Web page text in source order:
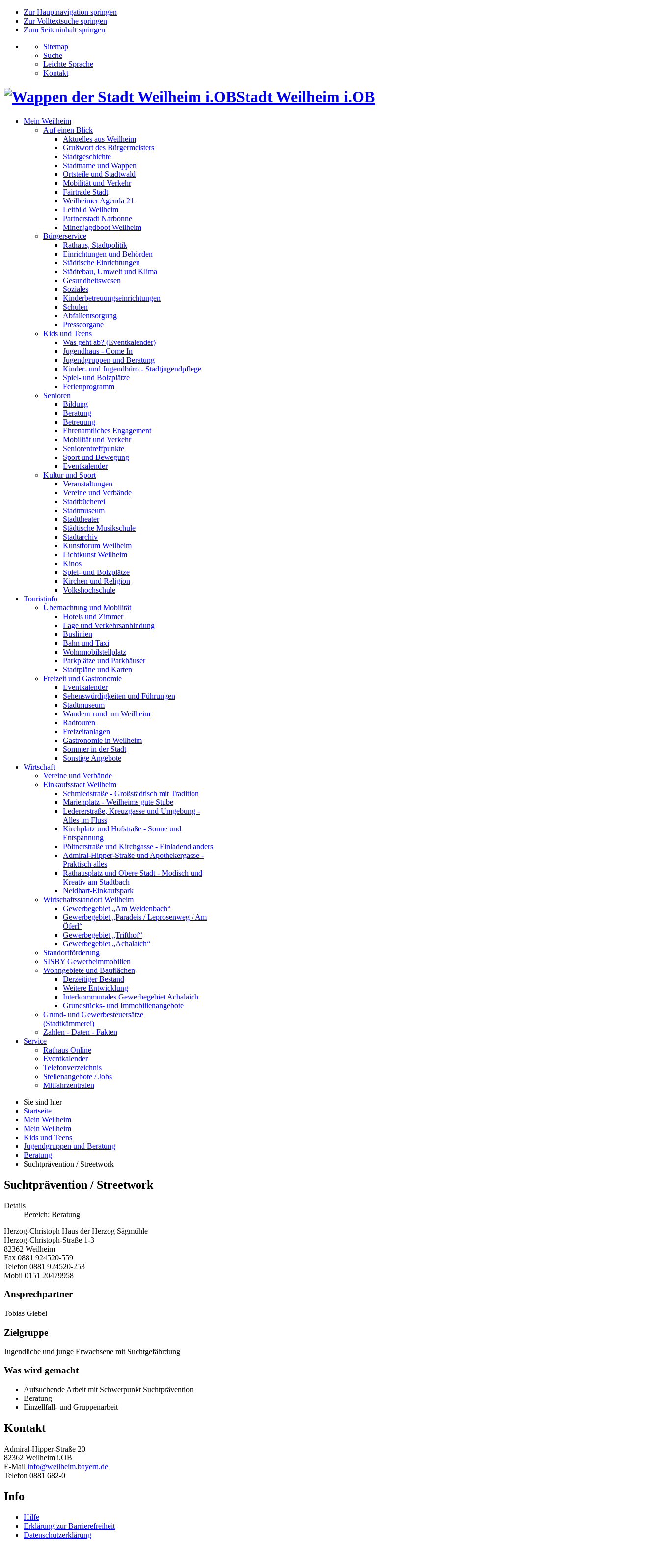
Zur Hauptnavigation springen
Zur Volltextsuche springen
Zum Seiteninhalt springen
Sitemap
Suche
Leichte Sprache
Kontakt
Stadt Weilheim i.OB
Mein Weilheim
Auf einen Blick
Aktuelles aus Weilheim
Grußwort des Bürgermeisters
Stadtgeschichte
Stadtname und Wappen
Ortsteile und Stadtwald
Mobilität und Verkehr
Fairtrade Stadt
Weilheimer Agenda 21
Leitbild Weilheim
Partnerstadt Narbonne
Minenjagdboot Weilheim
Bürgerservice
Rathaus, Stadtpolitik
Einrichtungen und Behörden
Städtische Einrichtungen
Städtebau, Umwelt und Klima
Gesundheitswesen
Soziales
Kinderbetreuungseinrichtungen
Schulen
Abfallentsorgung
Presseorgane
Kids und Teens
Was geht ab? (Eventkalender)
Jugendhaus - Come In
Jugendgruppen und Beratung
Kinder- und Jugendbüro - Stadtjugendpflege
Spiel- und Bolzplätze
Ferienprogramm
Senioren
Bildung
Beratung
Betreuung
Ehrenamtliches Engagement
Mobilität und Verkehr
Seniorentreffpunkte
Sport und Bewegung
Eventkalender
Kultur und Sport
Veranstaltungen
Vereine und Verbände
Stadtbücherei
Stadtmuseum
Stadttheater
Städtische Musikschule
Stadtarchiv
Kunstforum Weilheim
Lichtkunst Weilheim
Kinos
Spiel- und Bolzplätze
Kirchen und Religion
Volkshochschule
Touristinfo
Übernachtung und Mobilität
Hotels und Zimmer
Lage und Verkehrsanbindung
Buslinien
Bahn und Taxi
Wohnmobilstellplatz
Parkplätze und Parkhäuser
Stadtpläne und Karten
Freizeit und Gastronomie
Eventkalender
Sehenswürdigkeiten und Führungen
Stadtmuseum
Wandern rund um Weilheim
Radtouren
Freizeitanlagen
Gastronomie in Weilheim
Sommer in der Stadt
Sonstige Angebote
Wirtschaft
Vereine und Verbände
Einkaufsstadt Weilheim
Schmiedstraße - Großstädtisch mit Tradition
Marienplatz - Weilheims gute Stube
Ledererstraße, Kreuzgasse und Umgebung -
Alles im Fluss
Kirchplatz und Hofstraße - Sonne und
Entspannung
Pöltnerstraße und Kirchgasse - Einladend anders
Admiral-Hipper-Straße und Apothekergasse -
Praktisch alles
Rathausplatz und Obere Stadt - Modisch und
Kreativ am Stadtbach
Neidhart-Einkaufspark
Wirtschaftsstandort Weilheim
Gewerbegebiet „Am Weidenbach“
Gewerbegebiet „Paradeis / Leprosenweg / Am
Öferl“
Gewerbegebiet „Trifthof“
Gewerbegebiet „Achalaich“
Standortförderung
SISBY Gewerbeimmobilien
Wohngebiete und Bauflächen
Derzeitiger Bestand
Weitere Entwicklung
Interkommunales Gewerbegebiet Achalaich
Grundstücks- und Immobilienangebote
Grund- und Gewerbesteuersätze
(Stadtkämmerei)
Zahlen - Daten - Fakten
Service
Rathaus Online
Eventkalender
Telefonverzeichnis
Stellenangebote / Jobs
Mitfahrzentralen
Sie sind hier
Startseite
Mein Weilheim
Mein Weilheim
Kids und Teens
Jugendgruppen und Beratung
Beratung
Suchtprävention / Streetwork
Suchtprävention / Streetwork
Details
Bereich: Beratung
Herzog-Christoph Haus der Herzog Sägmühle
Herzog-Christoph-Straße 1-3
82362 Weilheim
Fax 0881 924520-559
Telefon 0881 924520-253
Mobil 0151 20479958
Ansprechpartner
Tobias Giebel
Zielgruppe
Jugendliche und junge Erwachsene mit Suchtgefährdung
Was wird gemacht
Aufsuchende Arbeit mit Schwerpunkt Suchtprävention
Beratung
Einzellfall- und Gruppenarbeit
Kontakt
Admiral-Hipper-Straße 20
82362 Weilheim i.OB
E-Mail info@weilheim.bayern.de
Telefon 0881 682-0
Info
Hilfe
Erklärung zur Barrierefreiheit
Datenschutzerklärung